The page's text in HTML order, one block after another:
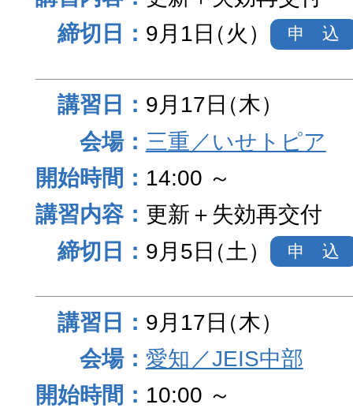
9月1日（火） 申 込
9月17日（木）
三重／いせトピア
14:00 ～
更新＋失効再交付
9月5日（土） 申 込
9月17日（木）
愛知／JEIS中部
10:00 ～